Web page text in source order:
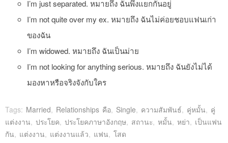
I’m just separated. หมายถึง ฉันพึ่งแยกกันอยู่
I’m not quite over my ex. หมายถึง ฉันไม่ค่อยชอบแฟนเก่า
ของฉัน
I’m widowed. หมายถึง ฉันเป็นม่าย
I’m not looking for anything serious. หมายถึง ฉันยังไม่ได้
มองหาหรือจริงจังกับใคร
Tags: Married, Relationships คือ, Single, ความสัมพันธ์, คู่หมั้น, คู่
แต่งงาน, ประโยค, ประโยคภาษาอังกฤษ, สถานะ, หมั้น, หย่า, เป็นแฟน
กัน, แต่งงาน, แต่งงานแล้ว, แฟน, โสด